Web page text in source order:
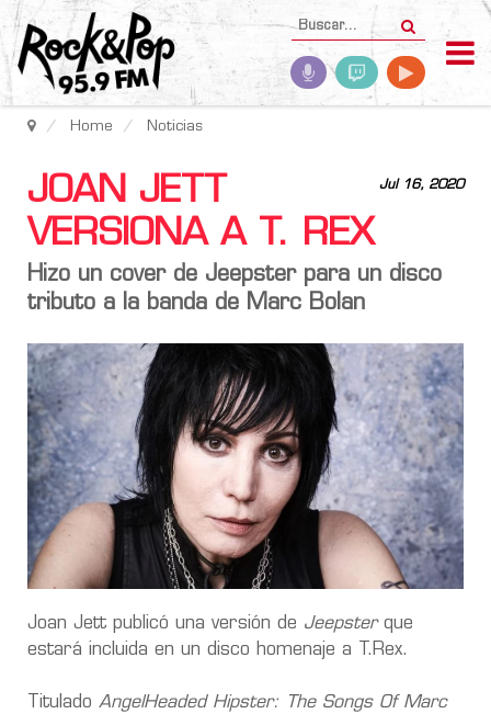
Home Noticias
Jul 16, 2020
JOAN JETT
VERSIONA A T. REX
Hizo un cover de Jeepster para un disco
tributo a la banda de Marc Bolan
Joan Jett publicó una versión de Jeepsterque
estará incluida en un disco homenaje a T.Rex.
Titulado AngelHeaded Hipster: The Songs Of Marc